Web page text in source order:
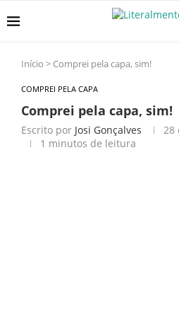
Início > Comprei pela capa, sim!
COMPREI PELA CAPA
Comprei pela capa, sim!
Escrito por Josi Gonçalves
28
1 minutos de leitura